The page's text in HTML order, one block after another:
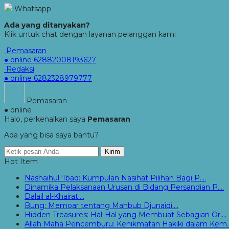
Whatsapp
Ada yang ditanyakan?
Klik untuk chat dengan layanan pelanggan kami
Pemasaran
● online 62882008193627
Redaksi
● online 6282328979777
Pemasaran
● online
Halo, perkenalkan saya Pemasaran
Ada yang bisa saya bantu?
Kirim
Hot Item
Nashaihul ‘Ibad: Kumpulan Nasihat Pilihan Bagi P....
Dinamika Pelaksanaan Urusan di Bidang Persandian P....
Dalail al-Khairat....
Bung: Memoar tentang Mahbub Djunaidi....
Hidden Treasures: Hal-Hal yang Membuat Sebagian Or....
Allah Maha Pencemburu: Kenikmatan Hakiki dalam